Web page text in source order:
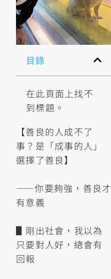
目錄
在此頁面上找不
到標題。
【善良的人成不了
事？是「成事的人」
選擇了善良】
——你要夠強，善良才
有意義
▋剛出社會，我以為
只要對人好，總會有
回報